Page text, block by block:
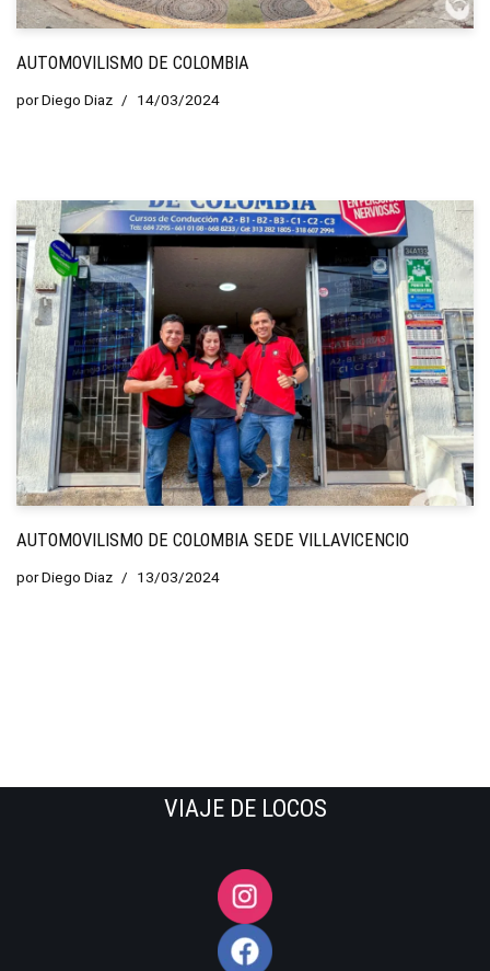
AUTOMOVILISMO DE COLOMBIA
porDiego Diaz 14/03/2024
AUTOMOVILISMO DE COLOMBIA SEDE VILLAVICENCIO
porDiego Diaz 13/03/2024
VIAJE DE LOCOS